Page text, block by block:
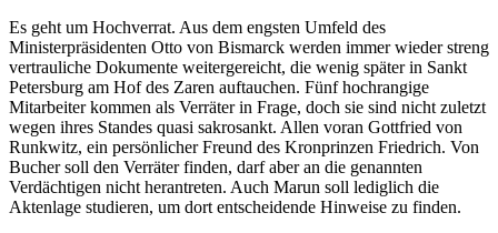
Es geht um Hochverrat. Aus dem engsten Umfeld des
Ministerpräsidenten Otto von Bismarck werden immer wieder streng
vertrauliche Dokumente weitergereicht, die wenig später in Sankt
Petersburg am Hof des Zaren auftauchen. Fünf hochrangige
Mitarbeiter kommen als Verräter in Frage, doch sie sind nicht zuletzt
wegen ihres Standes quasi sakrosankt. Allen voran Gottfried von
Runkwitz, ein persönlicher Freund des Kronprinzen Friedrich. Von
Bucher soll den Verräter finden, darf aber an die genannten
Verdächtigen nicht herantreten. Auch Marun soll lediglich die
Aktenlage studieren, um dort entscheidende Hinweise zu finden.